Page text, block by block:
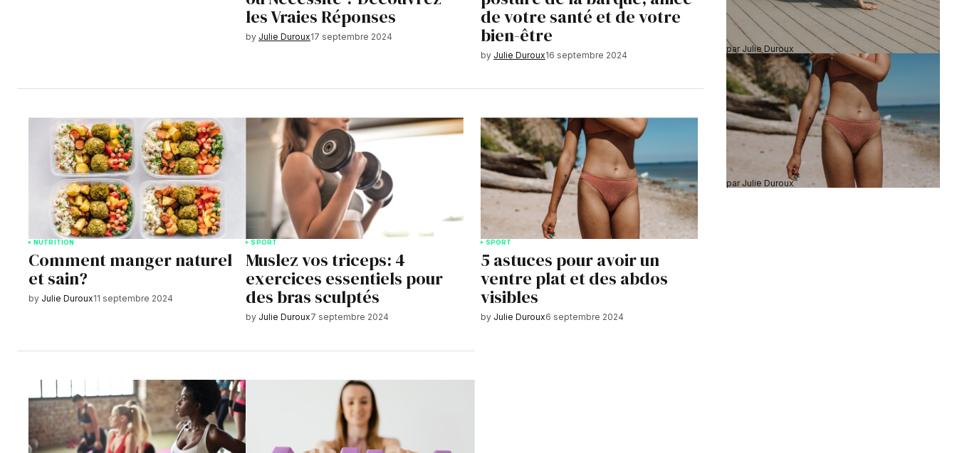
les Vraies Réponses
by Julie Duroux17 septembre 2024
de votre santé et de votre
bien-être
by Julie Duroux16 septembre 2024
NUTRITION
Comment manger naturel
et sain?
by Julie Duroux11 septembre 2024
SPORT
Muslez vos triceps: 4
exercices essentiels pour
des bras sculptés
by Julie Duroux7 septembre 2024
SPORT
5 astuces pour avoir un
ventre plat et des abdos
visibles
by Julie Duroux6 septembre 2024
5 Astuces Infaillibles pour Sécher Vos
Abdos Rapidement et Efficacement
par Julie Duroux 3 septembre 2024
5 astuces pour avoir un ventre plat et
des abdos visibles
par Julie Duroux 6 septembre 2024